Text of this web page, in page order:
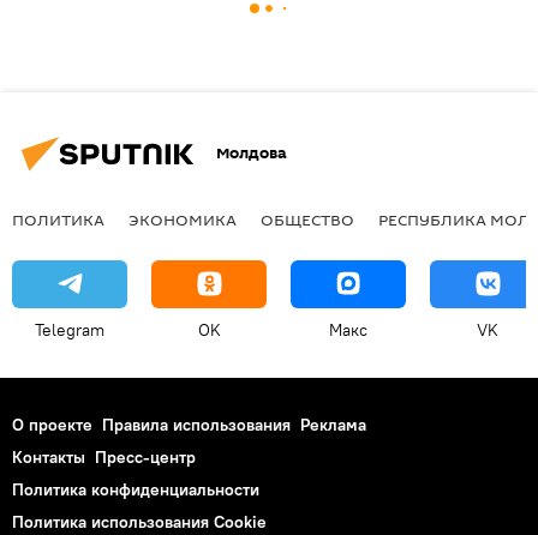
Молдова
ПОЛИТИКА ЭКОНОМИКА ОБЩЕСТВО РЕСПУБЛИКА
Telegram OK Макс VK
О проекте Правила использования Реклама
Контакты Пресс-центр
Политика конфиденциальности
Политика использования Cookie